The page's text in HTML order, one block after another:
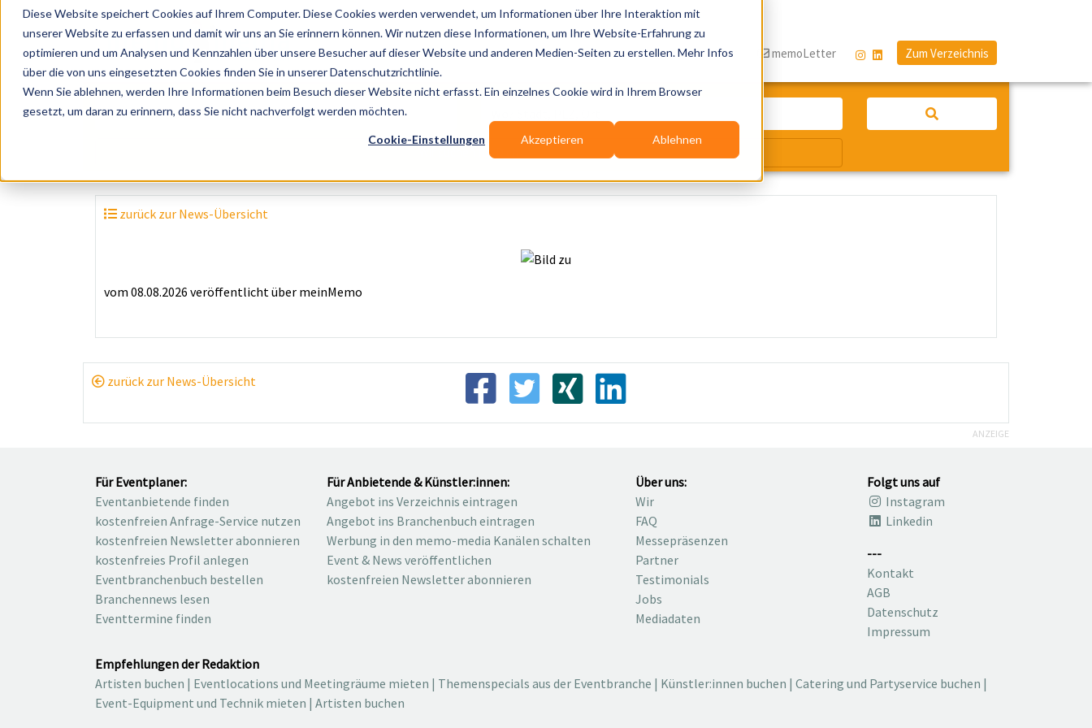
Diese Website speichert Cookies auf Ihrem Computer. Diese Cookies werden verwendet, um Informationen über Ihre Interaktion mit
unserer Website zu erfassen und damit wir uns an Sie erinnern können. Wir nutzen diese Informationen, um Ihre Website-Erfahrung zu
optimieren und um Analysen und Kennzahlen über unsere Besucher auf dieser Website und anderen Medien-Seiten zu erstellen. Mehr Infos
über die von uns eingesetzten Cookies finden Sie in unserer Datenschutzrichtlinie.
Wenn Sie ablehnen, werden Ihre Informationen beim Besuch dieser Website nicht erfasst. Ein einzelnes Cookie wird in Ihrem Browser
gesetzt, um daran zu erinnern, dass Sie nicht nachverfolgt werden möchten.
Cookie-Einstellungen Akzeptieren Ablehnen
zurück zur News-Übersicht
vom 08.08.2026 veröffentlicht über meinMemo
zurück zur News-Übersicht
Publikationen Branchen-Infos Services Blog memoLetter Zum Verzeichnis
Künstler, Zelte, Bands, Catering, ...
Wir suchen für Dich
ANZEIGE
Für Eventplaner:
Eventanbietende finden
kostenfreien Anfrage-Service nutzen
kostenfreien Newsletter abonnieren
kostenfreies Profil anlegen
Eventbranchenbuch bestellen
Branchennews lesen
Eventtermine finden
Für Anbietende & Künstler:innen:
Angebot ins Verzeichnis eintragen
Angebot ins Branchenbuch eintragen
Werbung in den memo-media Kanälen schalten
Event & News veröffentlichen
kostenfreien Newsletter abonnieren
Über uns:
Wir
FAQ
Messepräsenzen
Partner
Testimonials
Jobs
Mediadaten
Folgt uns auf
Instagram
Linkedin
---
Kontakt
AGB
Datenschutz
Impressum
Empfehlungen der Redaktion
Artisten buchen | Eventlocations und Meetingräume mieten | Themenspecials aus der Eventbranche | Künstler:innen buchen | Catering und Partyservice buchen |
Event-Equipment und Technik mieten | Artisten buchen